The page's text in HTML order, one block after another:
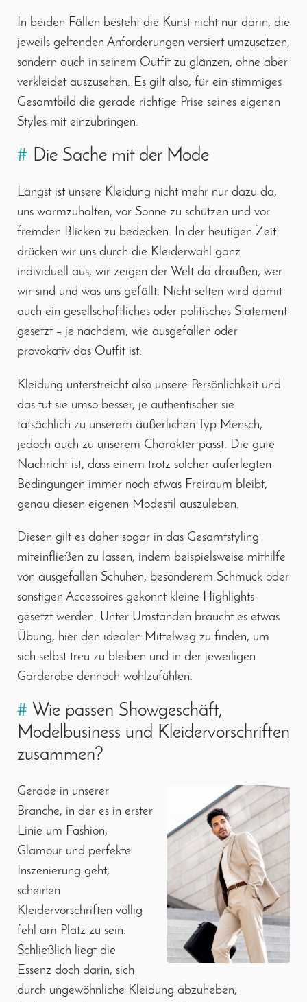
In beiden Fällen besteht die Kunst nicht nur darin, die
jeweils geltenden Anforderungen versiert umzusetzen,
sondern auch in seinem Outfit zu glänzen, ohne aber
verkleidet auszusehen. Es gilt also, für ein stimmiges
Gesamtbild die gerade richtige Prise seines eigenen
Styles mit einzubringen.
# Die Sache mit der Mode
Längst ist unsere Kleidung nicht mehr nur dazu da,
uns warmzuhalten, vor Sonne zu schützen und vor
fremden Blicken zu bedecken. In der heutigen Zeit
drücken wir uns durch die Kleiderwahl ganz
individuell aus, wir zeigen der Welt da draußen, wer
wir sind und was uns gefällt. Nicht selten wird damit
auch ein gesellschaftliches oder politisches Statement
gesetzt – je nachdem, wie ausgefallen oder
provokativ das Outfit ist.
Kleidung unterstreicht also unsere Persönlichkeit und
das tut sie umso besser, je authentischer sie
tatsächlich zu unserem äußerlichen Typ Mensch,
jedoch auch zu unserem Charakter passt. Die gute
Nachricht ist, dass einem trotz solcher auferlegten
Bedingungen immer noch etwas Freiraum bleibt,
genau diesen eigenen Modestil auszuleben.
Diesen gilt es daher sogar in das Gesamtstyling
miteinfließen zu lassen, indem beispielsweise mithilfe
von ausgefallen Schuhen, besonderem Schmuck oder
sonstigen Accessoires gekonnt kleine Highlights
gesetzt werden. Unter Umständen braucht es etwas
Übung, hier den idealen Mittelweg zu finden, um
sich selbst treu zu bleiben und in der jeweiligen
Garderobe dennoch wohlzufühlen.
# Wie passen Showgeschäft,
Modelbusiness und Kleidervorschriften
zusammen?
Gerade in unserer
Branche, in der es in erster
Linie um Fashion,
Glamour und perfekte
Inszenierung geht,
scheinen
Kleidervorschriften völlig
fehl am Platz zu sein.
Schließlich liegt die
Essenz doch darin, sich
durch ungewöhnliche Kleidung abzuheben,